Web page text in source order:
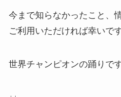
今まで知らなかったこと、
ご利用いただければ幸いです
世界チャンピオンの踊りです